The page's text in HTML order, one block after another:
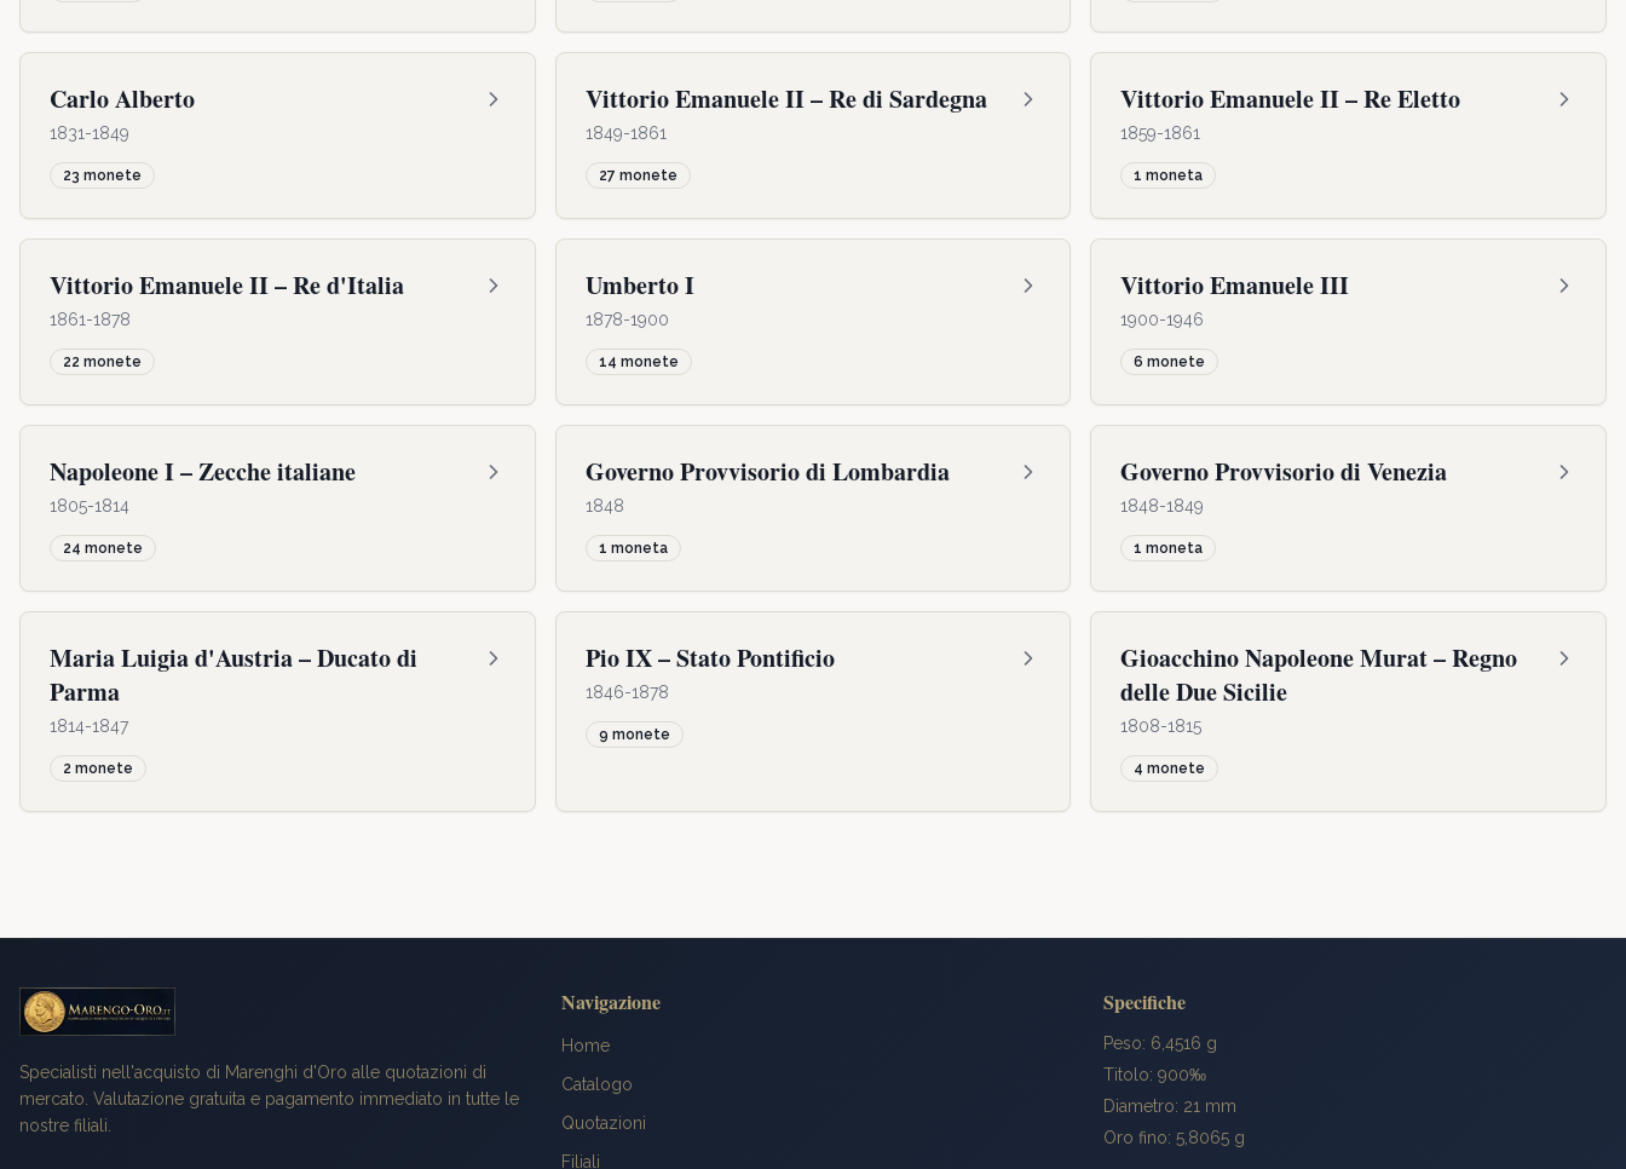
Carlo Alberto
1831-1849
23 monete
Vittorio Emanuele II – Re di Sardegna
1849-1861
27 monete
Vittorio Emanuele II – Re Eletto
1859-1861
1 moneta
Vittorio Emanuele II – Re d'Italia
1861-1878
22 monete
Umberto I
1878-1900
14 monete
Vittorio Emanuele III
1900-1946
6 monete
Napoleone I – Zecche italiane
1805-1814
24 monete
Governo Provvisorio di Lombardia
1848
1 moneta
Governo Provvisorio di Venezia
1848-1849
1 moneta
Maria Luigia d'Austria – Ducato di
Parma
1814-1847
2 monete
Pio IX – Stato Pontificio
1846-1878
9 monete
Gioacchino Napoleone Murat – Regno
delle Due Sicilie
1808-1815
4 monete
Specialisti nell'acquisto di Marenghi d'Oro alle quotazioni di
mercato. Valutazione gratuita e pagamento immediato in tutte le
nostre filiali.
Navigazione
Home
Catalogo
Quotazioni
Filiali
Specifiche
Peso: 6,4516 g
Titolo: 900‰
Diametro: 21 mm
Oro fino: 5,8065 g